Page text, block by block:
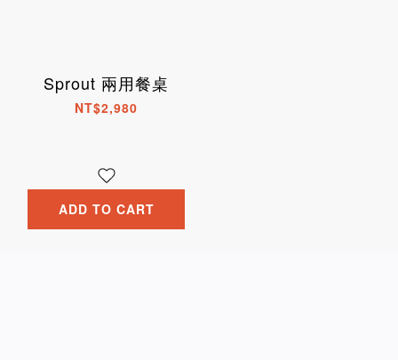
Sprout 兩用餐桌
NT$2,980
ADD TO CART